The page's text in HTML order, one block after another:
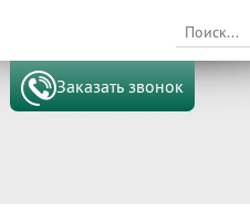
Заказать звонок